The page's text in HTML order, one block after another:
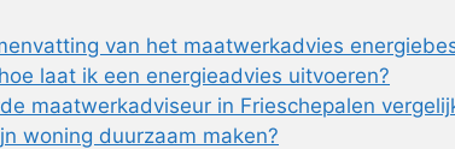
van het maatwerkadvies
laat ik een energieadvies uitvoeren?
maatwerkadviseur in Frieschepalen
woning duurzaam maken?